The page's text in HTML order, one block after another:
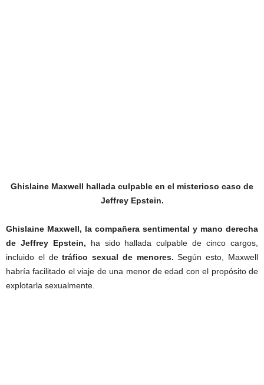
Ghislaine Maxwell hallada culpable en el misterioso caso de
Jeffrey Epstein.
Ghislaine Maxwell, la compañera sentimental y mano derecha
de Jeffrey Epstein, ha sido hallada culpable de cinco cargos,
incluido el detráfico sexual de menores. Según esto, Maxwell
habría facilitado el viaje de una menor de edad con el propósito de
explotarla sexualmente.